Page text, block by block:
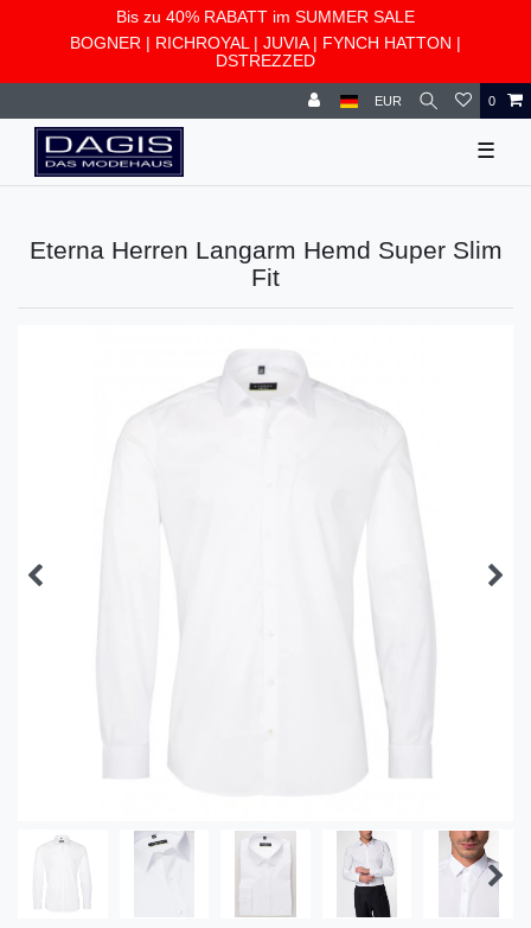
Bis zu 40% RABATT im SUMMER SALE
BOGNER | RICHROYAL | JUVIA| FYNCH HATTON |
DSTREZZED
EUR 0
☰
Eterna Herren Langarm Hemd Super Slim
Fit